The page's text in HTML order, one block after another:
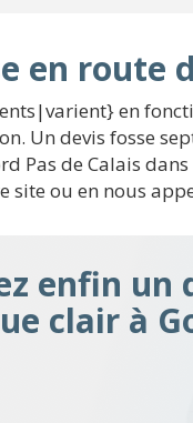
en route
en
Un devis fosse
Pas de Calais
site ou en nous
enfin un
clair à